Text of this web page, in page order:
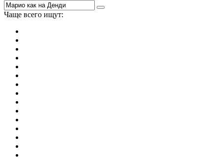
Чаще всего ищут: